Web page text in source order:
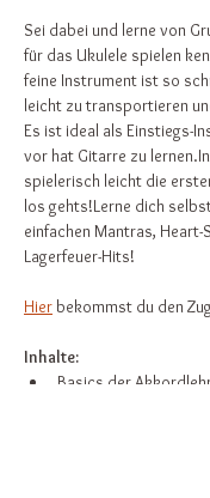
Sei dabei und lerne von
für das Ukulele spielen
feine Instrument ist so
leicht zu transportieren
Es ist ideal als Einstiegs-
vor hat Gitarre zu
spielerisch leicht die
los gehts!Lerne dich
einfachen Mantras, Heart-
Lagerfeuer-Hits!
Hier bekommst du den
Inhalte:
Basics der